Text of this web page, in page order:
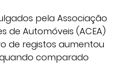
pela Associação
de Automóveis (ACEA)
de registos aumentou
quando comparado